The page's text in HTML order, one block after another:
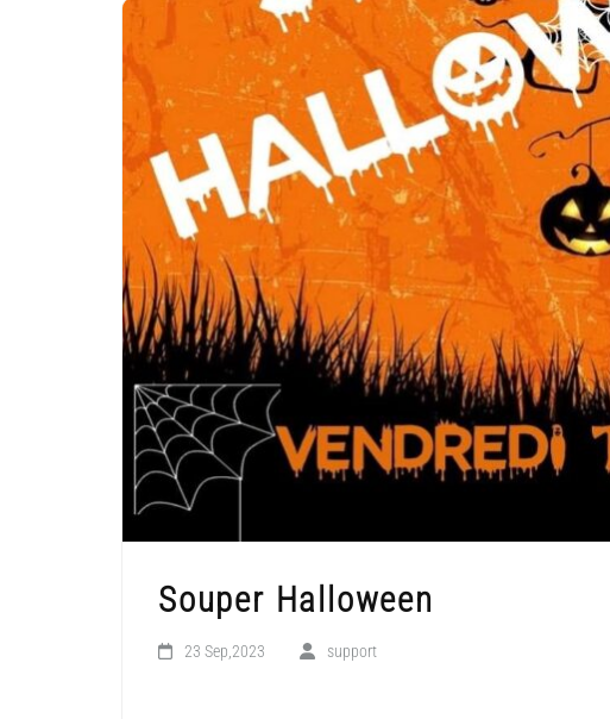
Souper Halloween
23 Sep,2023 support